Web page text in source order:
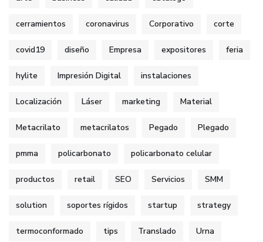
cerramientos coronavirus Corporativo corte
covid19 diseño Empresa expositores feria
hylite Impresión Digital instalaciones
Localización Láser marketing Material
Metacrilato metacrilatos Pegado Plegado
pmma policarbonato policarbonato celular
productos retail SEO Servicios SMM
solution soportes rígidos startup strategy
termoconformado tips Translado Urna